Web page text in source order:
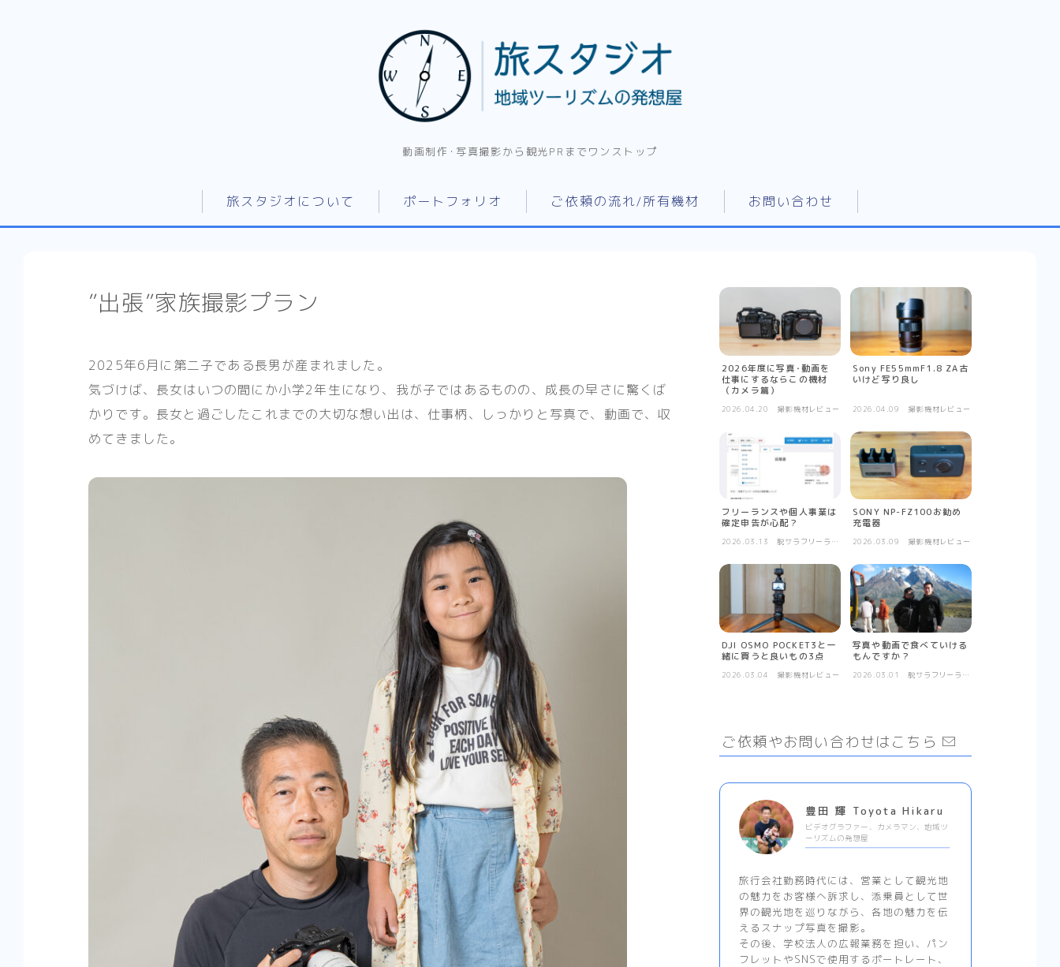
動画制作･写真撮影から観光PRまでワンストップ
旅スタジオについて ポートフォリオ ご依頼の流れ/所有機材 お問い合わせ
”出張”家族撮影プラン
2025年6月に第二子である長男が産まれました。
気づけば、長女はいつの間にか小学2年生になり、我が子ではあるものの、成長の早さに驚くば
かりです。長女と過ごしたこれまでの大切な想い出は、仕事柄、しっかりと写真で、動画で、収
めてきました。
2026年度に写真･動画を
仕事にするならこの機材
（カメラ篇）
2026.04.20 撮影機材レビュー
Sony FE55mmF1.8 ZA古
いけど写り良し
2026.04.09 撮影機材レビュー
フリーランスや個人事業は
確定申告が心配？
2026.03.13
脱サラフリーラン
SONY NP-FZ100お勧め
充電器
2026.03.09 撮影機材レビュー
DJI OSMO POCKET3と一
緒に買うと良いもの3点
2026.03.04 撮影機材レビュー
写真や動画で食べていける
もんですか？
2026.03.01
脱サラフリーラン
ご依頼やお問い合わせはこちら
豊田 輝 Toyota Hikaru
ビデオグラファー、カメラマン、地域ツ
ーリズムの発想屋
旅行会社勤務時代には、営業として観光地
の魅力をお客様へ訴求し、添乗員として世
界の観光地を巡りながら、各地の魅力を伝
えるスナップ写真を撮影。
その後、学校法人の広報業務を担い、パン
フレットやSNSで使用するポートレート、